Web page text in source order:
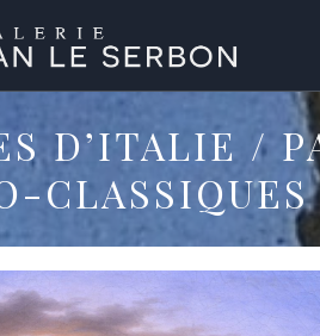
D’ITALIE /
CLASSIQUES